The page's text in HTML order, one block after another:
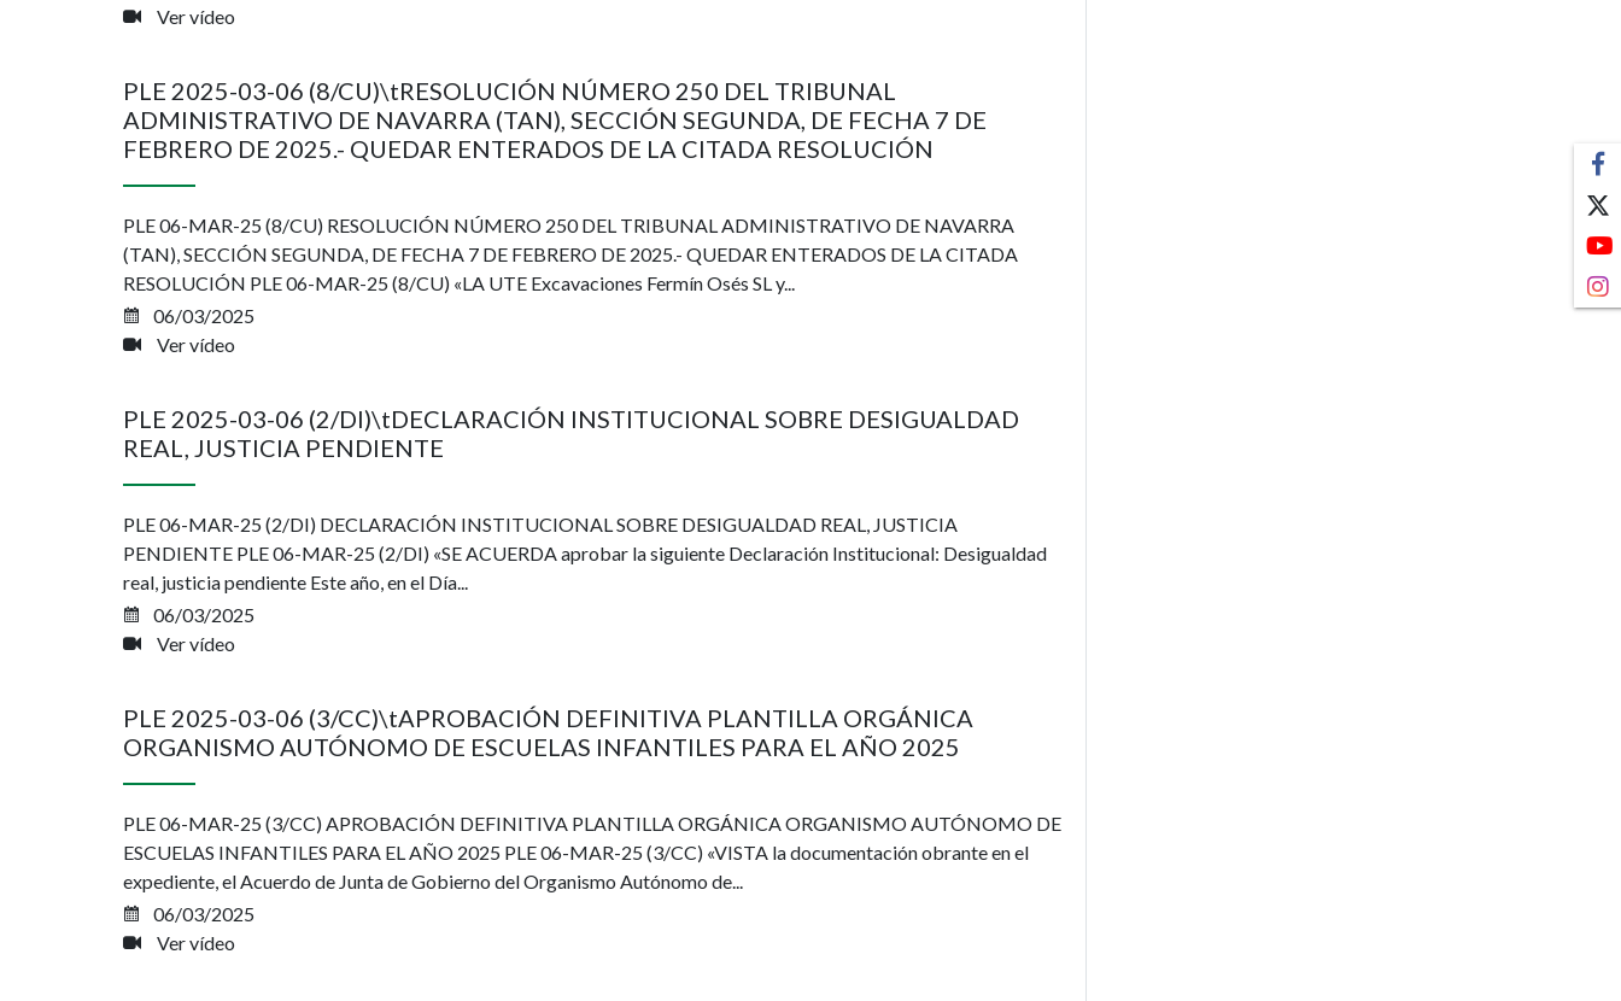
Ver vídeo
PLE 2025-03-06 (8/CU)\tRESOLUCIÓN NÚMERO 250 DEL TRIBUNAL
ADMINISTRATIVO DE NAVARRA (TAN), SECCIÓN SEGUNDA, DE FECHA 7 DE
FEBRERO DE 2025.- QUEDAR ENTERADOS DE LA CITADA RESOLUCIÓN
PLE 06-MAR-25 (8/CU) RESOLUCIÓN NÚMERO 250 DEL TRIBUNAL ADMINISTRATIVO DE NAVARRA
(TAN), SECCIÓN SEGUNDA, DE FECHA 7 DE FEBRERO DE 2025.- QUEDAR ENTERADOS DE LA CITADA
RESOLUCIÓN PLE 06-MAR-25 (8/CU) «LA UTE Excavaciones Fermín Osés SL y...
06/03/2025
Ver vídeo
PLE 2025-03-06 (2/DI)\tDECLARACIÓN INSTITUCIONAL SOBRE DESIGUALDAD
REAL, JUSTICIA PENDIENTE
PLE 06-MAR-25 (2/DI) DECLARACIÓN INSTITUCIONAL SOBRE DESIGUALDAD REAL, JUSTICIA
PENDIENTE PLE 06-MAR-25 (2/DI) «SE ACUERDA aprobar la siguiente Declaración Institucional: Desigualdad
real, justicia pendiente Este año, en el Día...
06/03/2025
Ver vídeo
PLE 2025-03-06 (3/CC)\tAPROBACIÓN DEFINITIVA PLANTILLA ORGÁNICA
ORGANISMO AUTÓNOMO DE ESCUELAS INFANTILES PARA EL AÑO 2025
PLE 06-MAR-25 (3/CC) APROBACIÓN DEFINITIVA PLANTILLA ORGÁNICA ORGANISMO AUTÓNOMO DE
ESCUELAS INFANTILES PARA EL AÑO 2025 PLE 06-MAR-25 (3/CC) «VISTA la documentación obrante en el
expediente, el Acuerdo de Junta de Gobierno del Organismo Autónomo de...
06/03/2025
Ver vídeo